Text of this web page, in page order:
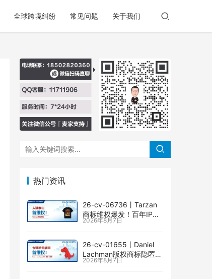
全球跨境纠纷 常见问题 关于我们
热门资讯
26-cv-06736㇑Tarzan
商标维权爆发！百年IP下
场TRO横扫多个类目
2026年8月7日
26-cv-01655㇑Daniel
Lachman版权商标隐匿维
权，I am… unstoppable
2026年8月7日